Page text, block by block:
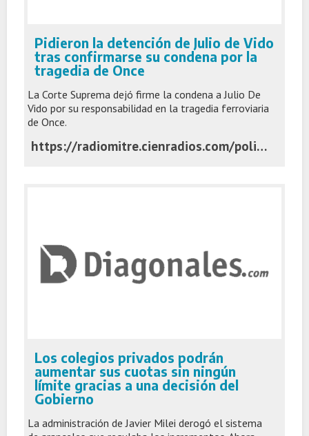
Pidieron la detención de Julio de Vido
tras confirmarse su condena por la
tragedia de Once
La Corte Suprema dejó firme la condena a Julio De
Vido por su responsabilidad en la tragedia ferroviaria
de Once.
https://radiomitre.cienradios.com/policiales/pidieron-la-detencion-de-julio-de-vido-tras-confirmarse-su-condena-por-la-tragedia-de-once/
Los colegios privados podrán
aumentar sus cuotas sin ningún
límite gracias a una decisión del
Gobierno
La administración de Javier Milei derogó el sistema